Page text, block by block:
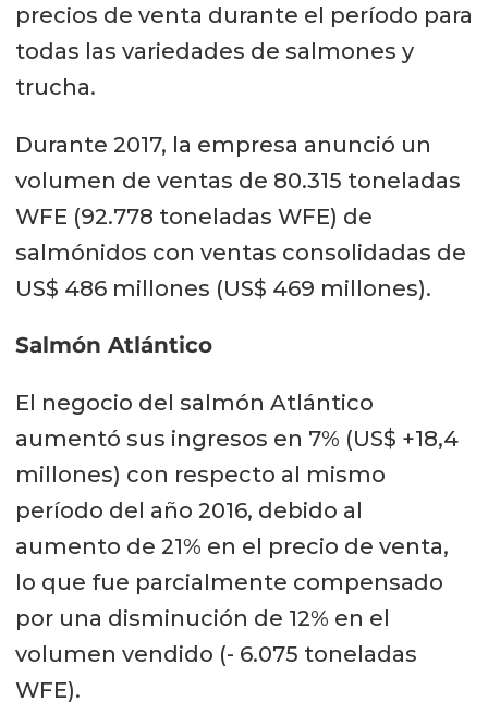
precios de venta durante el período para
todas las variedades de salmones y
trucha.
Durante 2017, la empresa anunció un
volumen de ventas de 80.315 toneladas
WFE (92.778 toneladas WFE) de
salmónidos con ventas consolidadas de
US$ 486 millones (US$ 469 millones).
Salmón Atlántico
El negocio del salmón Atlántico
aumentó sus ingresos en 7% (US$ +18,4
millones) con respecto al mismo
período del año 2016, debido al
aumento de 21% en el precio de venta,
lo que fue parcialmente compensado
por una disminución de 12% en el
volumen vendido (- 6.075 toneladas
WFE).